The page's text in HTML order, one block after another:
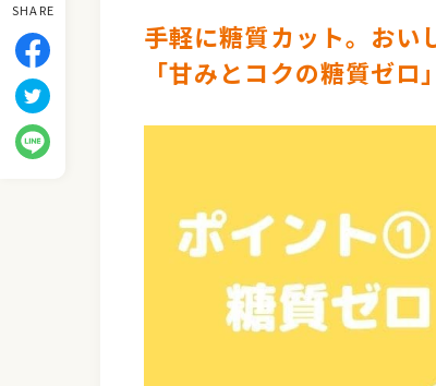
SHARE
手軽に糖質カット。おい
「甘みとコクの糖質ゼロ